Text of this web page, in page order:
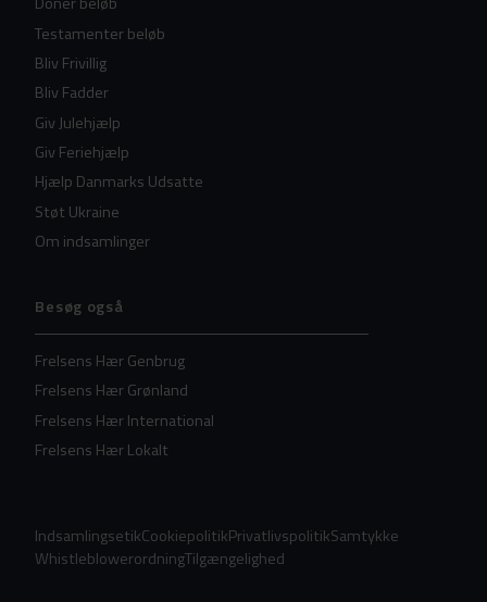
Testamenter beløb
Bliv Frivillig
Bliv Fadder
Giv Julehjælp
Giv Feriehjælp
Hjælp Danmarks Udsatte
Støt Ukraine
Om indsamlinger
Besøg også
Frelsens Hær Genbrug
Frelsens Hær Grønland
Frelsens Hær International
Frelsens Hær Lokalt
IndsamlingsetikCookiepolitikPrivatlivspolitikSamtykke
WhistleblowerordningTilgængelighed